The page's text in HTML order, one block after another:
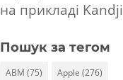
на прикладі Kandji
Пошук за тегом
ABM (75) Apple (276)